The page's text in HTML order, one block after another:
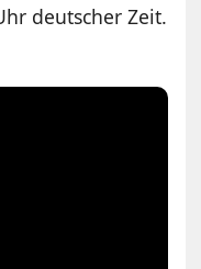
deutscher Zeit.